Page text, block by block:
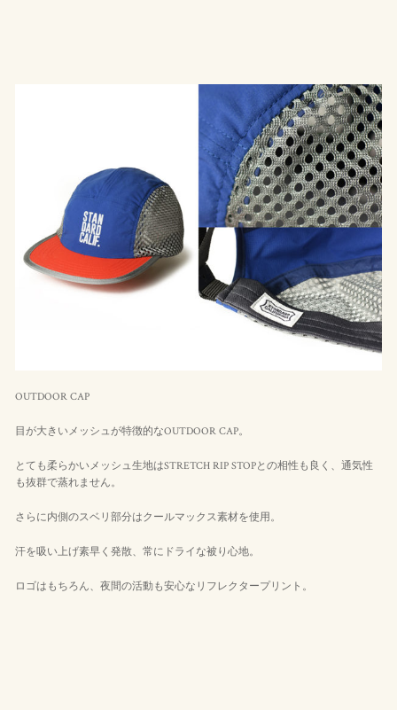
OUTDOOR CAP
目が大きいメッシュが特徴的なOUTDOOR CAP。
とても柔らかいメッシュ生地はSTRETCH RIP STOPとの相性も良く、通気性
も抜群で蒸れません。
さらに内側のスベリ部分はクールマックス素材を使用。
汗を吸い上げ素早く発散、常にドライな被り心地。
ロゴはもちろん、夜間の活動も安心なリフレクタープリント。